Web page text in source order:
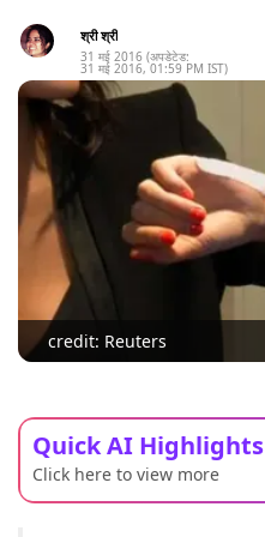
श्री श्री
31 मई 2016 (अपडेटेड:
31 मई 2016, 01:59 PM IST)
credit: Reuters
Quick AI Highlights
Click here to view more